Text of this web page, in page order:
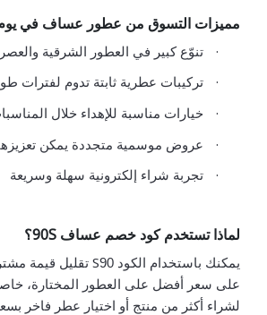
مميزات التسوق من عطور عساف في
· تنوّع كبير في العطور الشرقية
· تركيبات عطرية ثابتة تدوم لفترات
· خيارات مناسبة للإهداء خلال
· عروض موسمية متجددة يمكن
· تجربة شراء إلكترونية سهلة وسريعة
لماذا تستخدم كود خصم عساف 90S؟
يمكنك باستخدام الكود 90
S تقليل قيمة
على سعر أفضل على العطور المختارة،
لشراء أكثر من منتج أو اختيار عطر فاخر